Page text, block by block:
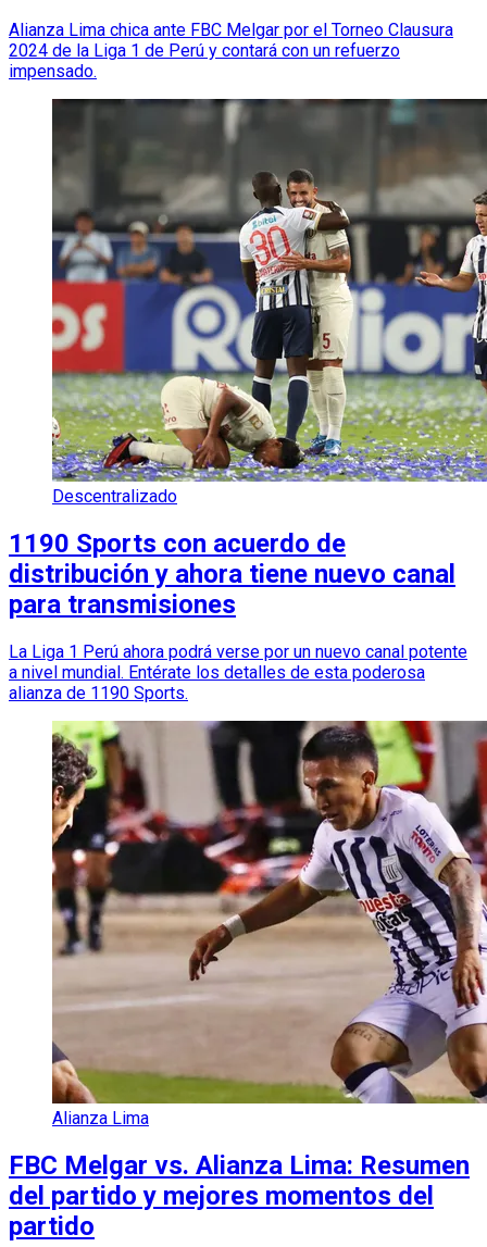
Alianza Lima chica ante FBC Melgar por el Torneo Clausura
2024 de la Liga 1 de Perú y contará con un refuerzo
impensado.
Descentralizado
1190 Sports con acuerdo de
distribución y ahora tiene nuevo canal
para transmisiones
La Liga 1 Perú ahora podrá verse por un nuevo canal potente
a nivel mundial. Entérate los detalles de esta poderosa
alianza de 1190 Sports.
Alianza Lima
FBC Melgar vs. Alianza Lima: Resumen
del partido y mejores momentos del
partido